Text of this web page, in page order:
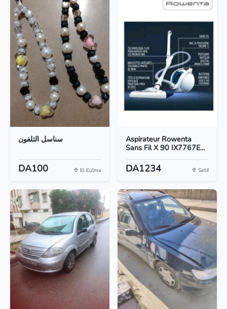
سناسل التلفون
DA100 El Eulma
Aspirateur Rowenta
Sans Fil X 90 IX7767E...
DA1234 Setif